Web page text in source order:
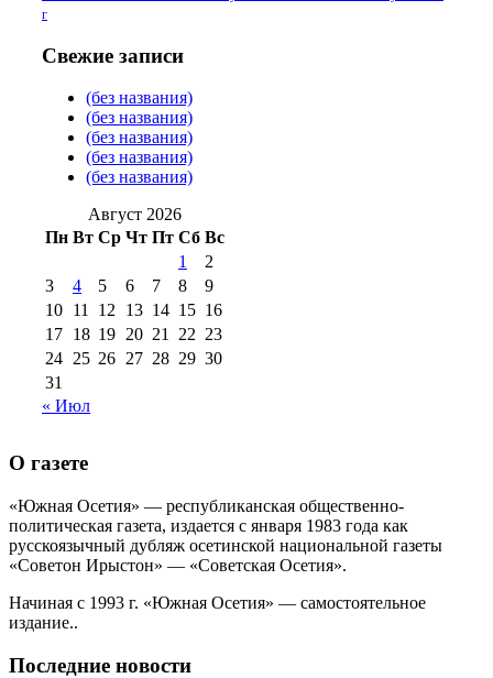
2016 г
июля 2017 г
2012 г(15)№97 30 июля 2015 г
(15)№98 1 августа 2015 г
августа 2016 г(10)
№98 8 августа 2013 г
августа 2012 г
2017 г (9)
2016 г
(12) №99 8 июля 2014 г
августа 2012 г(11)
августа 2013 г (12)
г
Свежие записи
(без названия)
(без названия)
(без названия)
(без названия)
(без названия)
Август 2026
Пн Вт Ср Чт Пт Сб Вс
1
2
3
4 5 6 7 8
9
10 11 12 13 14 15 16
17 18 19 20 21 22 23
24 25 26 27 28 29 30
31
« Июл
О газете
«Южная Осетия» — республиканская общественно-
политическая газета, издается с января 1983 года как
русскоязычный дубляж осетинской национальной газеты
«Советон Ирыстон» — «Советская Осетия».
Начиная с 1993 г. «Южная Осетия» — самостоятельное
издание..
Последние новости